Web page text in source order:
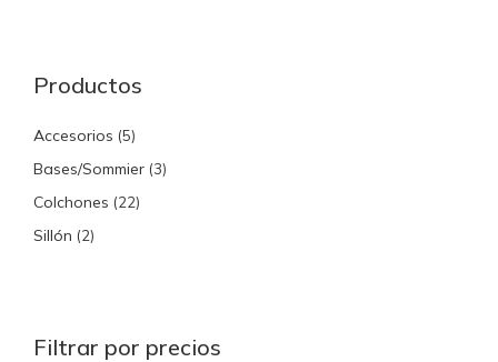
Productos
Accesorios (5)
Bases/Sommier (3)
Colchones (22)
Sillón (2)
Filtrar por precios